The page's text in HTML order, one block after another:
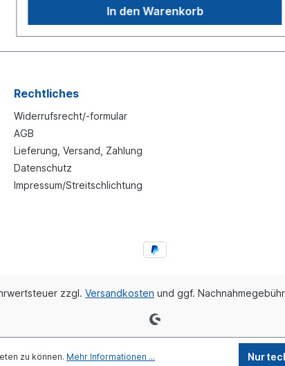
In den Warenkorb
Rechtliches
Widerrufsrecht/-formular
AGB
Lieferung, Versand, Zahlung
Datenschutz
Impressum/Streitschlichtung
zzgl. Versandkosten und ggf.
zu können. Mehr Informationen ... Nur